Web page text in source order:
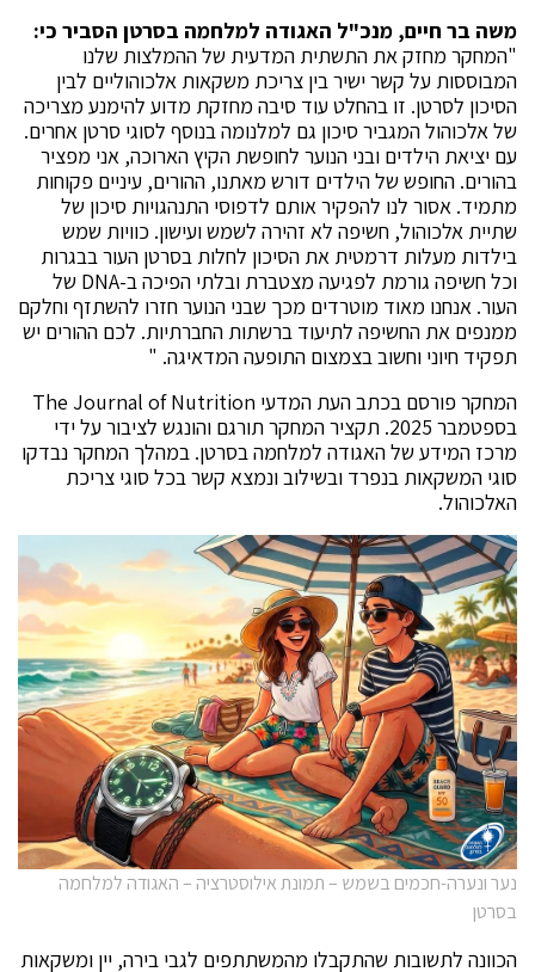
משה בר חיים, מנכ"ל האגודה למלחמה בסרטן הסביר כי:
"המחקר מחזק את התשתית המדעית של ההמלצות שלנו
המבוססות על קשר ישיר בין צריכת משקאות אלכוהוליים לבין
הסיכון לסרטן. זו בהחלט עוד סיבה מחזקת מדוע להימנע מצריכה
של אלכוהול המגביר סיכון גם למלנומה בנוסף לסוגי סרטן אחרים.
עם יציאת הילדים ובני הנוער לחופשת הקיץ הארוכה, אני מפציר
בהורים. החופש של הילדים דורש מאתנו, ההורים, עיניים פקוחות
מתמיד. אסור לנו להפקיר אותם לדפוסי התנהגויות סיכון של
שתיית אלכוהול, חשיפה לא זהירה לשמש ועישון. כוויות שמש
בילדות מעלות דרמטית את הסיכון לחלות בסרטן העור בבגרות
וכל חשיפה גורמת לפגיעה מצטברת ובלתי הפיכה ב-DNA של
העור. אנחנו מאוד מוטרדים מכך שבני הנוער חזרו להשתזף וחלקם
ממנפים את החשיפה לתיעוד ברשתות החברתיות. לכם ההורים יש
תפקיד חיוני וחשוב בצמצום התופעה המדאיגה. "
המחקר פורסם בכתב העת המדעי The Journal of Nutrition
בספטמבר 2025. תקציר המחקר תורגם והונגש לציבור על ידי
מרכז המידע של האגודה למלחמה בסרטן. במהלך המחקר נבדקו
סוגי המשקאות בנפרד ובשילוב ונמצא קשר בכל סוגי צריכת
האלכוהול.
נער ונערה-חכמים בשמש – תמונת אילוסטרציה – האגודה למלחמה
בסרטן
הכוונה לתשובות שהתקבלו מהמשתתפים לגבי בירה, יין ומשקאות